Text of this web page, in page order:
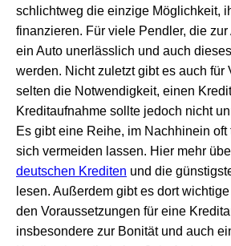
schlichtweg die einzige Möglichkeit,
finanzieren. Für viele Pendler, die
ein Auto unerlässlich und auch
werden. Nicht zuletzt gibt es auch für
selten die Notwendigkeit, einen
Kreditaufnahme sollte jedoch nicht
Es gibt eine Reihe, im Nachhinein oft
sich vermeiden lassen. Hier mehr
deutschen Krediten und die
lesen. Außerdem gibt es dort
den Voraussetzungen für eine
insbesondere zur Bonität und auch